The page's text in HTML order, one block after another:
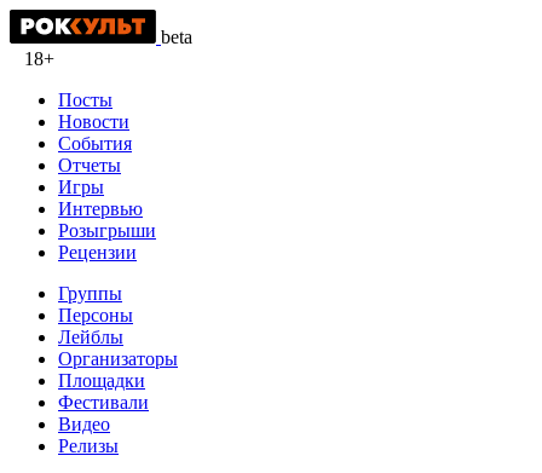
beta
18+
Посты
Новости
События
Отчеты
Игры
Интервью
Розыгрыши
Рецензии
Группы
Персоны
Лейблы
Организаторы
Площадки
Фестивали
Видео
Релизы